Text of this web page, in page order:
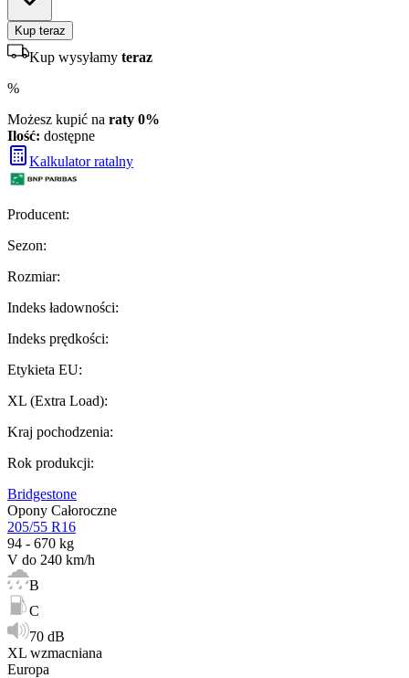
Kup teraz
Kup wysyłamy teraz
%
Możesz kupić na raty 0%
Ilość: dostępne
Kalkulator ratalny
Producent:
Sezon:
Rozmiar:
Indeks ładowności:
Indeks prędkości:
Etykieta EU:
XL (Extra Load):
Kraj pochodzenia:
Rok produkcji:
Bridgestone
Opony Całoroczne
205/55 R16
94 - 670 kg
V do 240 km/h
B
C
70 dB
XL wzmacniana
Europa